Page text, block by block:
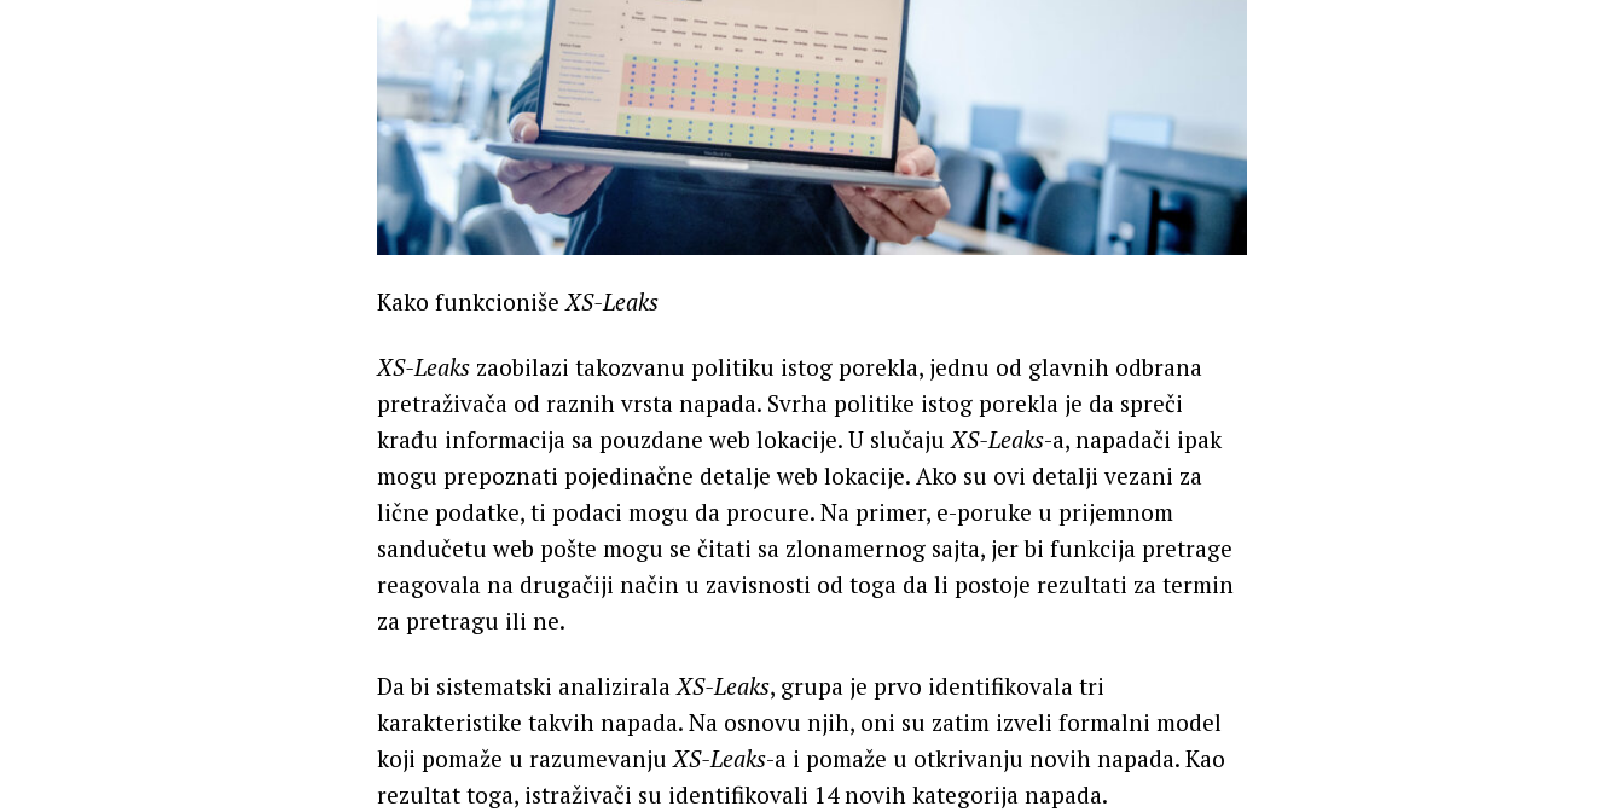
Kako funkcionišeXS-Leaks
XS-Leaks zaobilazi takozvanu politiku istog porekla, jednu od glavnih odbrana
pretraživača od raznih vrsta napada. Svrha politike istog porekla je da spreči
krađu informacija sa pouzdane web lokacije. U slučajuXS-Leaks-a, napadači ipak
mogu prepoznati pojedinačne detalje web lokacije. Ako su ovi detalji vezani za
lične podatke, ti podaci mogu da procure. Na primer, e-poruke u prijemnom
sandučetu web pošte mogu se čitati sa zlonamernog sajta, jer bi funkcija pretrage
reagovala na drugačiji način u zavisnosti od toga da li postoje rezultati za termin
za pretragu ili ne.
Da bi sistematski analiziralaXS-Leaks, grupa je prvo identifikovala tri
karakteristike takvih napada. Na osnovu njih, oni su zatim izveli formalni model
koji pomaže u razumevanjuXS-Leaks-a i pomaže u otkrivanju novih napada. Kao
rezultat toga, istraživači su identifikovali 14 novih kategorija napada.